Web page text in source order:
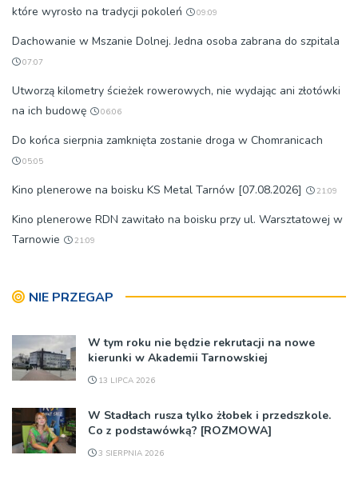
które wyrosło na tradycji pokoleń
09:09
Dachowanie w Mszanie Dolnej. Jedna osoba zabrana do szpitala
07:07
Utworzą kilometry ścieżek rowerowych, nie wydając ani złotówki
na ich budowę
06:06
Do końca sierpnia zamknięta zostanie droga w Chomranicach
05:05
Kino plenerowe na boisku KS Metal Tarnów [07.08.2026] 21:09
Kino plenerowe RDN zawitało na boisku przy ul. Warsztatowej w
Tarnowie
21:09
NIE PRZEGAP
W tym roku nie będzie rekrutacji na nowe
kierunki w Akademii Tarnowskiej
13 LIPCA 2026
W Stadłach rusza tylko żłobek i przedszkole.
Co z podstawówką? [ROZMOWA]
3 SIERPNIA 2026